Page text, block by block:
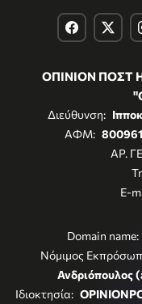
ΟΠΙΝΙΟΝ ΠΟΣΤ
Διεύθυνση:
ΑΦΜ:
ΑΡ.
E-
Domain name:
Νόμιμος
Ανδριόπουλος
Ιδιοκτησία: